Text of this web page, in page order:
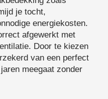
je tocht,
energiekosten.
afgewerkt met
Door te kiezen
van een perfect
meegaat zonder